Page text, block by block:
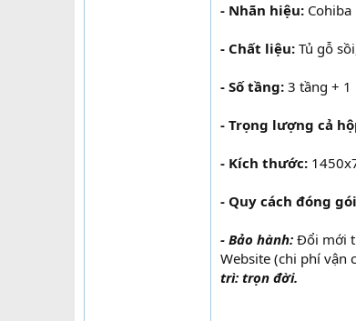
- Nhãn hiệu: Cohiba
- Chất liệu: Tủ gỗ
- Số tầng: 3 tầng + 1
- Trọng lượng cả
- Kích thước:
- Quy cách đóng
- Bảo hành: Đổi mới
Website (chi phí vận
trì: trọn đời.